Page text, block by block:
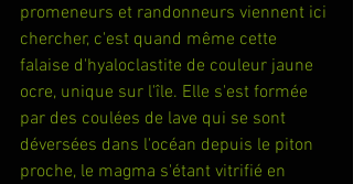
promeneurs et randonneurs viennent ici
chercher, c'est quand même cette
falaise d'hyaloclastite de couleur jaune
ocre, unique sur l'île. Elle s'est formée
par des coulées de lave qui se sont
déversées dans l'océan depuis le piton
proche, le magma s'étant vitrifié en